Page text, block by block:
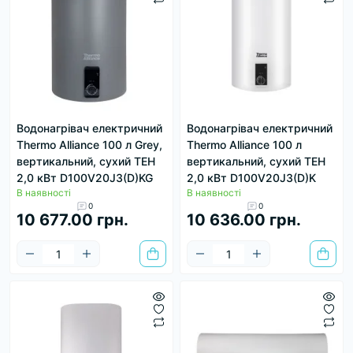
Водонагрівач електричний
Thermo Alliance 100 л Grey,
вертикальний, сухий ТЕН
2,0 кВт D100V20J3(D)KG
В наявності
0
10 677.00 грн.
Водонагрівач електричний
Thermo Alliance 100 л
вертикальний, сухий ТЕН
2,0 кВт D100V20J3(D)K
В наявності
0
10 636.00 грн.